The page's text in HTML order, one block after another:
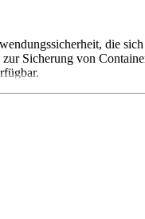
die
Sicherung von